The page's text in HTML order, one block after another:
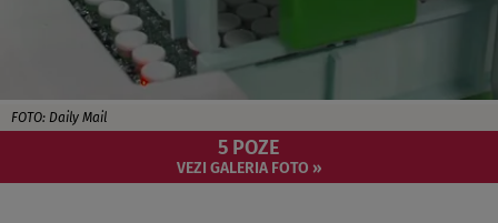
FOTO: Daily Mail
5 POZE
VEZI GALERIA FOTO »